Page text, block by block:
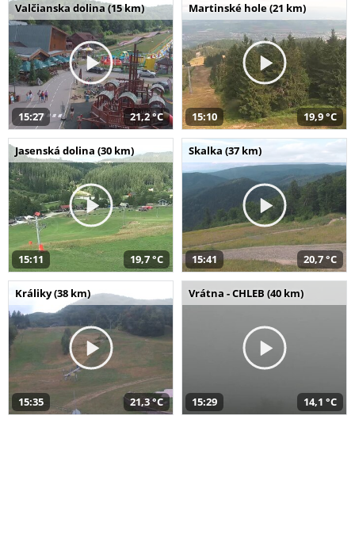
Valčianska dolina (15 km)
15:27 21,2 °C
Martinské hole (21 km)
15:10 19,9 °C
Jasenská dolina (30 km)
15:11 19,7 °C
Skalka (37 km)
15:41 20,7 °C
Králiky (38 km)
15:35 21,3 °C
Vrátna - CHLEB (40 km)
15:29 14,1 °C